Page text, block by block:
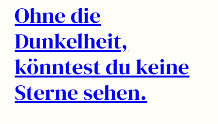
Ohne die
Dunkelheit,
könntest du keine
Sterne sehen.